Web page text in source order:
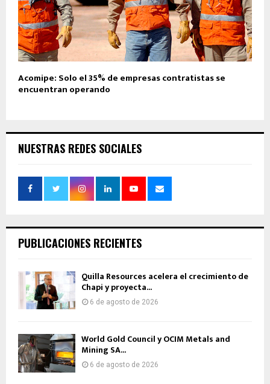
Acomipe: Solo el 35% de empresas contratistas se
encuentran operando
NUESTRAS REDES SOCIALES
PUBLICACIONES RECIENTES
Quilla Resources acelera el crecimiento de
Chapi y proyecta...
6 de agosto de 2026
World Gold Council y OCIM Metals and
Mining SA...
6 de agosto de 2026